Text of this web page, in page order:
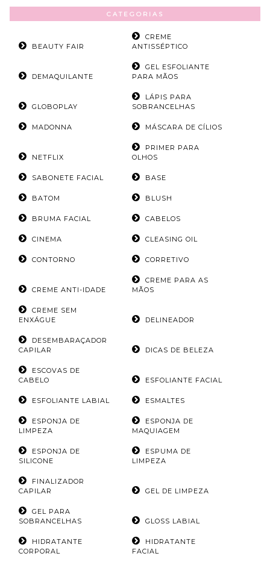
CATEGORIAS
BEAUTY FAIR
CREME
ANTISSÉPTICO
DEMAQUILANTE
GEL ESFOLIANTE
PARA MÃOS
GLOBOPLAY
LÁPIS PARA
SOBRANCELHAS
MADONNA MÁSCARA DE CÍLIOS
NETFLIX
PRIMER PARA
OLHOS
SABONETE FACIAL BASE
BATOM BLUSH
BRUMA FACIAL CABELOS
CINEMA CLEASING OIL
CONTORNO CORRETIVO
CREME ANTI-IDADE
CREME PARA AS
MÃOS
CREME SEM
ENXÁGUE
DELINEADOR
DESEMBARAÇADOR
CAPILAR
DICAS DE BELEZA
ESCOVAS DE
CABELO
ESFOLIANTE FACIAL
ESFOLIANTE LABIAL ESMALTES
ESPONJA DE
LIMPEZA
ESPONJA DE
MAQUIAGEM
ESPONJA DE
SILICONE
ESPUMA DE
LIMPEZA
FINALIZADOR
CAPILAR
GEL DE LIMPEZA
GEL PARA
SOBRANCELHAS
GLOSS LABIAL
HIDRATANTE
CORPORAL
HIDRATANTE
FACIAL